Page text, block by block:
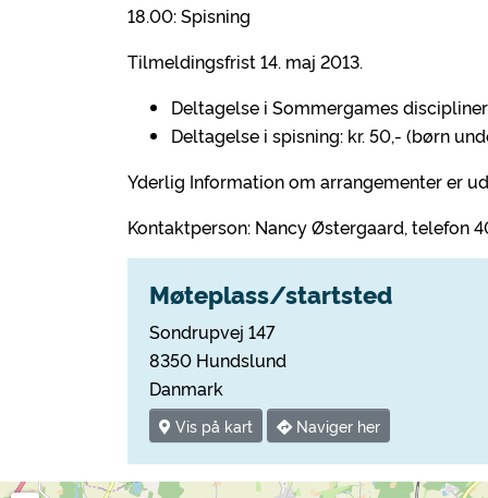
18.00: Spisning
Tilmeldingsfrist 14. maj 2013.
Deltagelse i Sommergames
Deltagelse i spisning: kr. 50,- (børn
Yderlig Information om arrangementer er
Kontaktperson: Nancy Østergaard, telefon
Møteplass/startsted
Sondrupvej 147
8350 Hundslund
Danmark
Vis på kart Naviger her